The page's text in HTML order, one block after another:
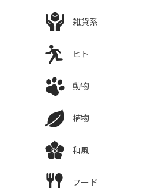
雑貨系
ヒト
動物
植物
和風
フード